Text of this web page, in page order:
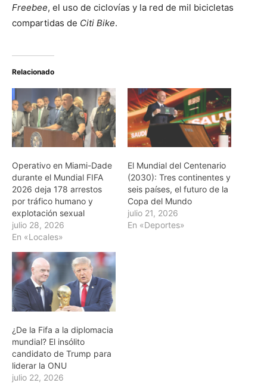
Freebee, el uso de ciclovías y la red de mil bicicletas
compartidas de Citi Bike.
Relacionado
Operativo en Miami-Dade
durante el Mundial FIFA
2026 deja 178 arrestos
por tráfico humano y
explotación sexual
julio 28, 2026
En «Locales»
El Mundial del Centenario
(2030): Tres continentes y
seis países, el futuro de la
Copa del Mundo
julio 21, 2026
En «Deportes»
¿De la Fifa a la diplomacia
mundial? El insólito
candidato de Trump para
liderar la ONU
julio 22, 2026